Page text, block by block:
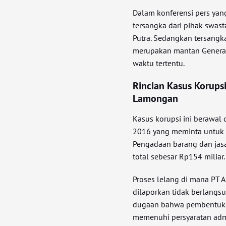
Dalam konferensi pers
tersangka dari pihak
Putra. Sedangkan
merupakan mantan
waktu tertentu.
Rincian Kasus
Lamongan
Kasus korupsi ini berawal
2016 yang meminta untuk
Pengadaan barang dan
total sebesar Rp154 miliar.
Proses lelang di mana PT
dilaporkan tidak
dugaan bahwa
memenuhi persyaratan